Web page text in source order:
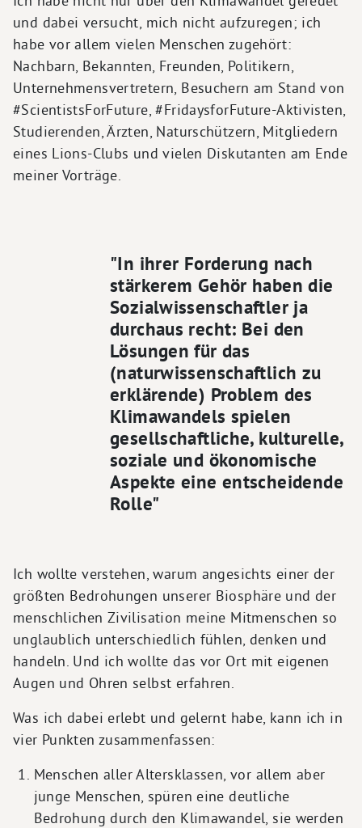
und dabei versucht, mich nicht aufzuregen; ich
habe vor allem vielen Menschen zugehört:
Nachbarn, Bekannten, Freunden, Politikern,
Unternehmensvertretern, Besuchern am Stand von
#ScientistsForFuture, #FridaysforFuture-Aktivisten,
Studierenden, Ärzten, Naturschützern, Mitgliedern
eines Lions-Clubs und vielen Diskutanten am Ende
meiner Vorträge.
"In ihrer Forderung nach
stärkerem Gehör haben die
Sozialwissenschaftler ja
durchaus recht: Bei den
Lösungen für das
(naturwissenschaftlich zu
erklärende) Problem des
Klimawandels spielen
gesellschaftliche, kulturelle,
soziale und ökonomische
Aspekte eine entscheidende
Rolle"
Ich wollte verstehen, warum angesichts einer der
größten Bedrohungen unserer Biosphäre und der
menschlichen Zivilisation meine Mitmenschen so
unglaublich unterschiedlich fühlen, denken und
handeln. Und ich wollte das vor Ort mit eigenen
Augen und Ohren selbst erfahren.
Was ich dabei erlebt und gelernt habe, kann ich in
vier Punkten zusammenfassen:
Menschen aller Altersklassen, vor allem aber
junge Menschen, spüren eine deutliche
Bedrohung durch den Klimawandel, sie werden